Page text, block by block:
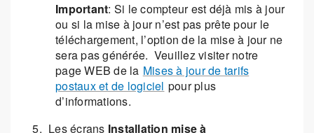
Important: Si le compteur est déjà mis à jour
ou si la mise à jour n’est pas prête pour le
téléchargement, l’option de la mise à jour ne
sera pas générée. Veuillez visiter notre
page WEB de la Mises à jour de tarifs
postaux et de logiciel pour plus
d’informations.
Les écrans Installation mise à